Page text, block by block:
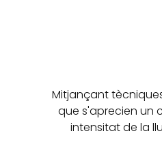
Mitjançant
que s'aprecien un
intensitat de la